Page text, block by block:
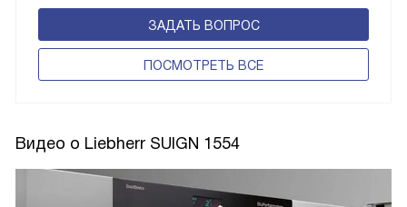
ЗАДАТЬ ВОПРОС
ПОCМОТРЕТЬ ВСЕ
Видео о Liebherr SUIGN 1554